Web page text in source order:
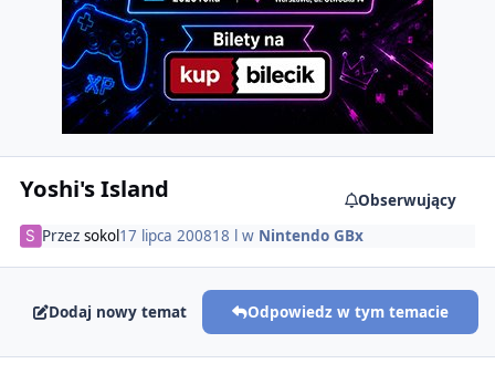
Yoshi's Island
Obserwujący
Przez sokol17 lipca 200818 l w Nintendo GBx
Dodaj nowy temat Odpowiedz w tym temacie